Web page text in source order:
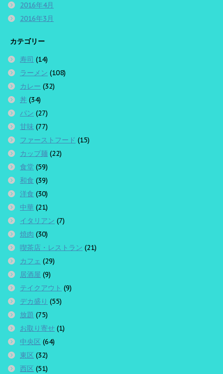
2016年4月
2016年3月
カテゴリー
寿司 (14)
ラーメン (108)
カレー (32)
丼 (34)
パン (27)
甘味 (77)
ファーストフード (15)
カップ麺 (22)
食堂 (59)
和食 (39)
洋食 (30)
中華 (21)
イタリアン (7)
焼肉 (30)
喫茶店・レストラン (21)
カフェ (29)
居酒屋 (9)
テイクアウト (9)
デカ盛り (55)
放題 (75)
お取り寄せ (1)
中央区 (64)
東区 (32)
西区 (51)